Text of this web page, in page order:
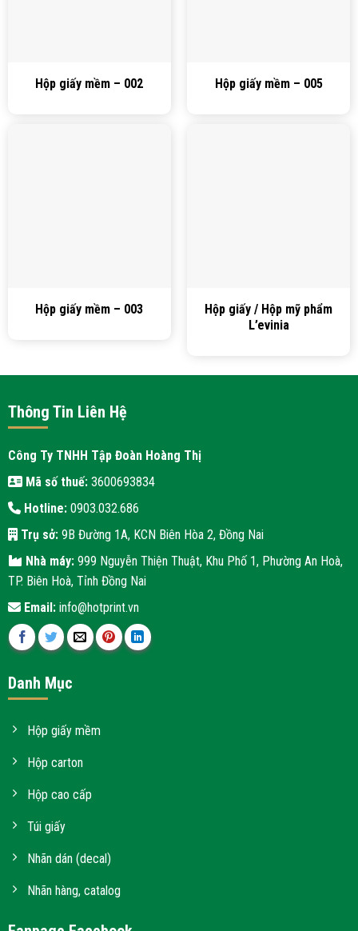
Hộp giấy mềm – 002 Hộp giấy mềm – 005
Hộp giấy mềm – 003
Hộp giấy / Hộp mỹ phẩm
L’evinia
Thông Tin Liên Hệ
Công Ty TNHH Tập Đoàn Hoàng Thị
Mã số thuế:3600693834
Hotline:0903.032.686
Trụ sở:9B Đường 1A, KCN Biên Hòa 2, Đồng Nai
Nhà máy:999 Nguyễn Thiện Thuật, Khu Phố 1, Phường An Hoà,
TP. Biên Hoà, Tỉnh Đồng Nai
Email:info@hotprint.vn
Danh Mục
Hộp giấy mềm
Hộp carton
Hộp cao cấp
Túi giấy
Nhãn dán (decal)
Nhãn hàng, catalog